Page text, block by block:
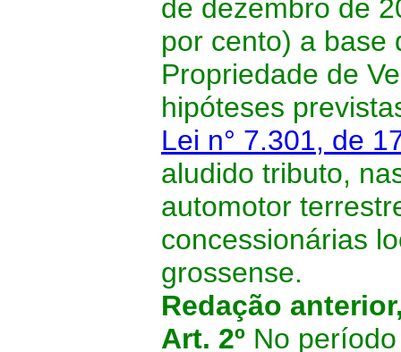
de dezembro de
por cento) a base
Propriedade de
hipóteses
Lei n° 7.301, de
aludido tributo,
automotor
concessionárias
grossense.
Redação
Art. 2º No